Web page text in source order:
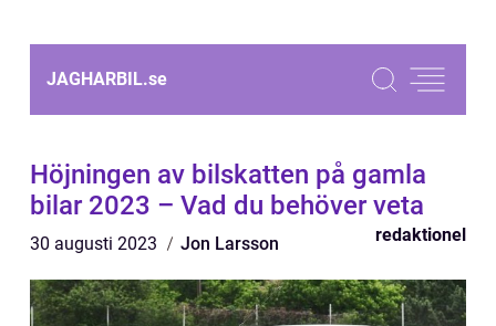
JAGHARBIL.se
Höjningen av bilskatten på gamla
bilar 2023 – Vad du behöver veta
30 augusti 2023 Jon Larsson redaktionel